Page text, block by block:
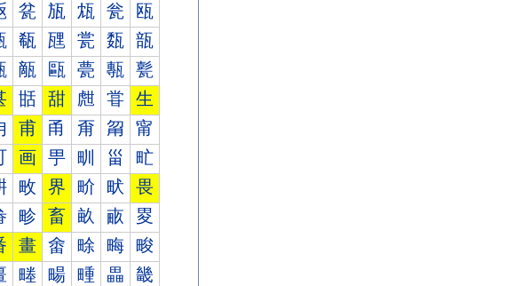
瓫 瓬 瓭 瓮 瓯
瓻 瓼 瓽 瓾 瓿
甋 甌 甍 甎 甏
甛 甜 甝 甞 生
甫 甬 甭 甮 甯
画 甼 甽 甾 甿
畋 界 畍 畎 畏
畛 畜 畝 畞 畟
畫 畬 畭 畮 畯
畻 畼 畽 畾 畿